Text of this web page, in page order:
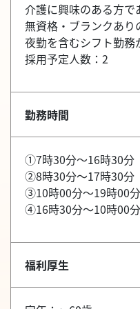
介護に興味のある方で
無資格・ブランクあり
夜勤を含むシフト勤務
採用予定人数：2
勤務時間
①7時30分～16時30分
②8時30分～17時30分
③10時00分～19時00
④16時30分～10時00分
福利厚生